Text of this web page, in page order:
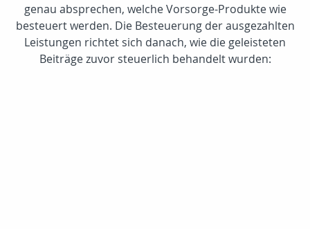
genau absprechen, welche Vorsorge-Produkte wie
besteuert werden. Die Besteuerung der ausgezahlten
Leistungen richtet sich danach, wie die geleisteten
Beiträge zuvor steuerlich behandelt wurden: